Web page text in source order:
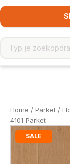
Home / Parket /
4101 Parket
SALE